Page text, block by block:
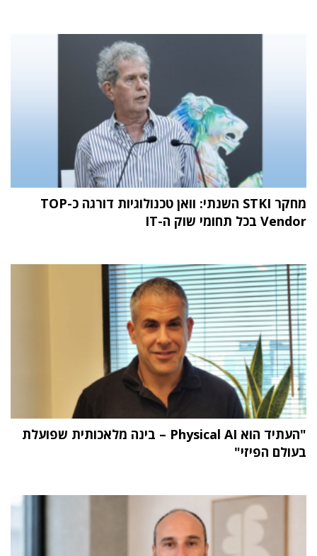
מחקר STKI השנתי: וואן טכנולוגיות דורגה כ-TOP
Vendor בכל תחומי שוק ה-IT
"העתיד הוא Physical AI – בינה מלאכותית שפועלת
בעולם הפיזי"